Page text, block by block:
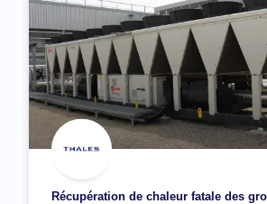
Récupération de chaleur fatale des